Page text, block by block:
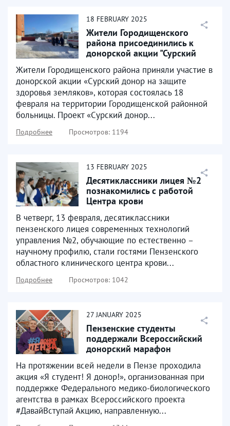
18 FEBRUARY 2025
Жители Городищенского
района присоединились к
донорской акции "Сурский
Жители Городищенского района приняли участие в
донорской акции «Сурский донор на защите
здоровья земляков», которая состоялась 18
февраля на территории Городищенской районной
больницы. Проект «Сурский донор...
Подробнее Просмотров: 1194
13 FEBRUARY 2025
Десятиклассники лицея №2
познакомились с работой
Центра крови
В четверг, 13 февраля, десятиклассники
пензенского лицея современных технологий
управления №2, обучающие по естественно –
научному профилю, стали гостями Пензенского
областного клинического центра крови...
Подробнее Просмотров: 1042
27 JANUARY 2025
Пензенские студенты
поддержали Всероссийский
донорский марафон
На протяжении всей недели в Пензе проходила
акция «Я студент! Я донор!», организованная при
поддержке Федерального медико-биологического
агентства в рамках Всероссийского проекта
#ДавайВступай Акцию, направленную...